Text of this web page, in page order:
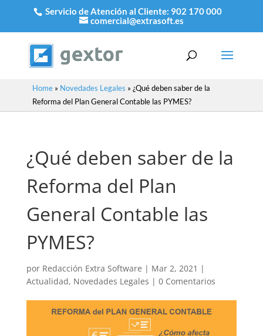
Servicio de Atención al Cliente: 902 170 000
comercial@extrasoft.es
Home» Novedades Legales » ¿Qué deben saber de la
Reforma del Plan General Contable las PYMES?
¿Qué deben saber de la
Reforma del Plan
General Contable las
PYMES?
por Redacción Extra Software | Mar 2, 2021 |
Actualidad, Novedades Legales | 0 Comentarios